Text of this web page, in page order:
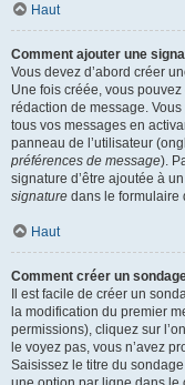
Haut
Comment ajouter une
Vous devez d’abord créer
Une fois créée, vous
rédaction de message.
tous vos messages en
panneau de l’utilisateur
préférences de message).
signature d’être ajoutée à
signature dans le formulaire
Haut
Comment créer un
Il est facile de créer un
la modification du premier
permissions), cliquez sur
le voyez pas, vous n’avez
Saisissez le titre du